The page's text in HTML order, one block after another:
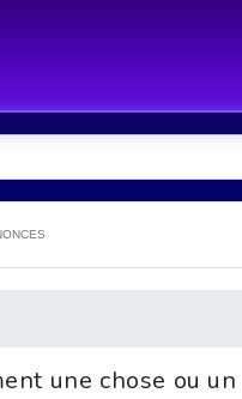
une chose ou un